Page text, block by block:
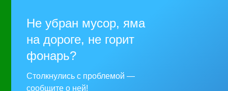
Не убран мусор, яма
на дороге, не горит
фонарь?
Столкнулись с проблемой —
сообщите о ней!